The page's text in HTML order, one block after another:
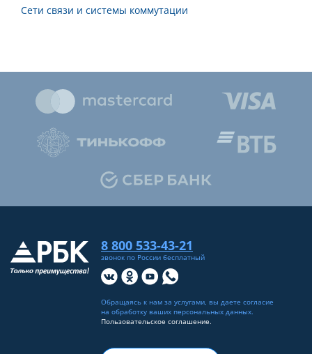
Сети связи и системы коммутации
8 800 533-43-21
звонок по России бесплатный
Обращаясь к нам за услугами, вы даете согласие
на обработку ваших персональных данных.
Пользовательское соглашение.